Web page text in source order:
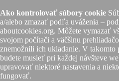
Ako kontrolovať súbory cookie
a/alebo zmazať podľa uváženia –
aboutcookies.org. Môžete vymazať
svojom počítači a väčšinu
znemožnili ich ukladanie. V takomto
budete musieť pri každej návšteve
upravovať niektoré nastavenia a
fungovať.